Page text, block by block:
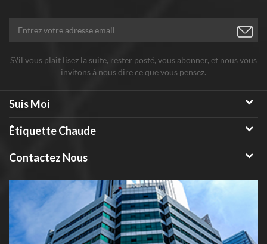
S\'il vous plaît lisez la suite, rester posté, vous abonner, et nous vous
invitons à nous dire ce que vous pensez.
Suis Moi
Étiquette Chaude
Contactez Nous